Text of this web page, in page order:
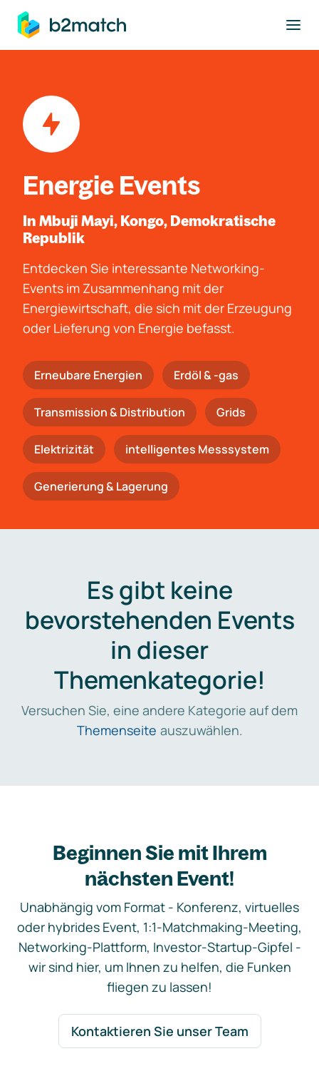
springen
Energie Events
In Mbuji Mayi, Kongo, Demokratische
Republik
Entdecken Sie interessante Networking-
Events im Zusammenhang mit der
Energiewirtschaft, die sich mit der Erzeugung
oder Lieferung von Energie befasst.
Erneubare Energien Erdöl & -gas
Trans­mis­si­on & Distribution Grids
Elektrizität intelligentes Messsystem
Generierung & Lagerung
Es gibt keine
bevorstehenden Events
in dieser
Themenkategorie!
Versuchen Sie, eine andere Kategorie auf dem
Themenseite auszuwählen.
Beginnen Sie mit Ihrem
nächsten Event!
Unabhängig vom Format - Konferenz, virtuelles
oder hybrides Event, 1:1-Matchmaking-Meeting,
Networking-Plattform, Investor-Startup-Gipfel -
wir sind hier, um Ihnen zu helfen, die Funken
fliegen zu lassen!
Kontaktieren Sie unser Team